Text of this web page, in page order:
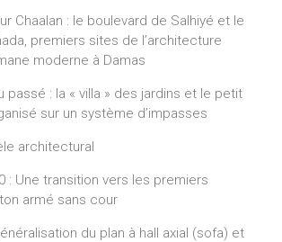
Chaalan : le boulevard de Salhiyé et le
premiers sites de l’architecture
moderne à Damas
passé : la « villa » des jardins et le petit
sur un système d’impasses
architectural
: Une transition vers les premiers
armé sans cour
du plan à hall axial (sofa) et